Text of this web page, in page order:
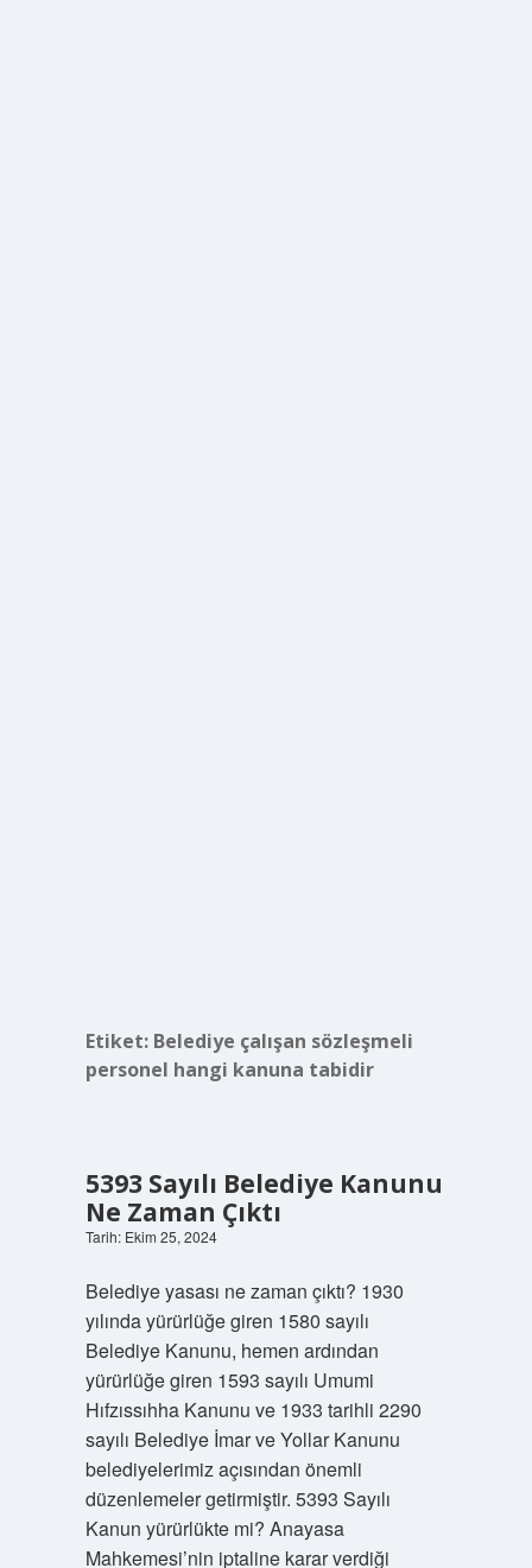
Etiket: Belediye çalışan sözleşmeli
personel hangi kanuna tabidir
5393 Sayılı Belediye Kanunu
Ne Zaman Çıktı
Tarih: Ekim 25, 2024
Belediye yasası ne zaman çıktı? 1930
yılında yürürlüğe giren 1580 sayılı
Belediye Kanunu, hemen ardından
yürürlüğe giren 1593 sayılı Umumi
Hıfzıssıhha Kanunu ve 1933 tarihli 2290
sayılı Belediye İmar ve Yollar Kanunu
belediyelerimiz açısından önemli
düzenlemeler getirmiştir. 5393 Sayılı
Kanun yürürlükte mi? Anayasa
Mahkemesi’nin iptaline karar verdiği